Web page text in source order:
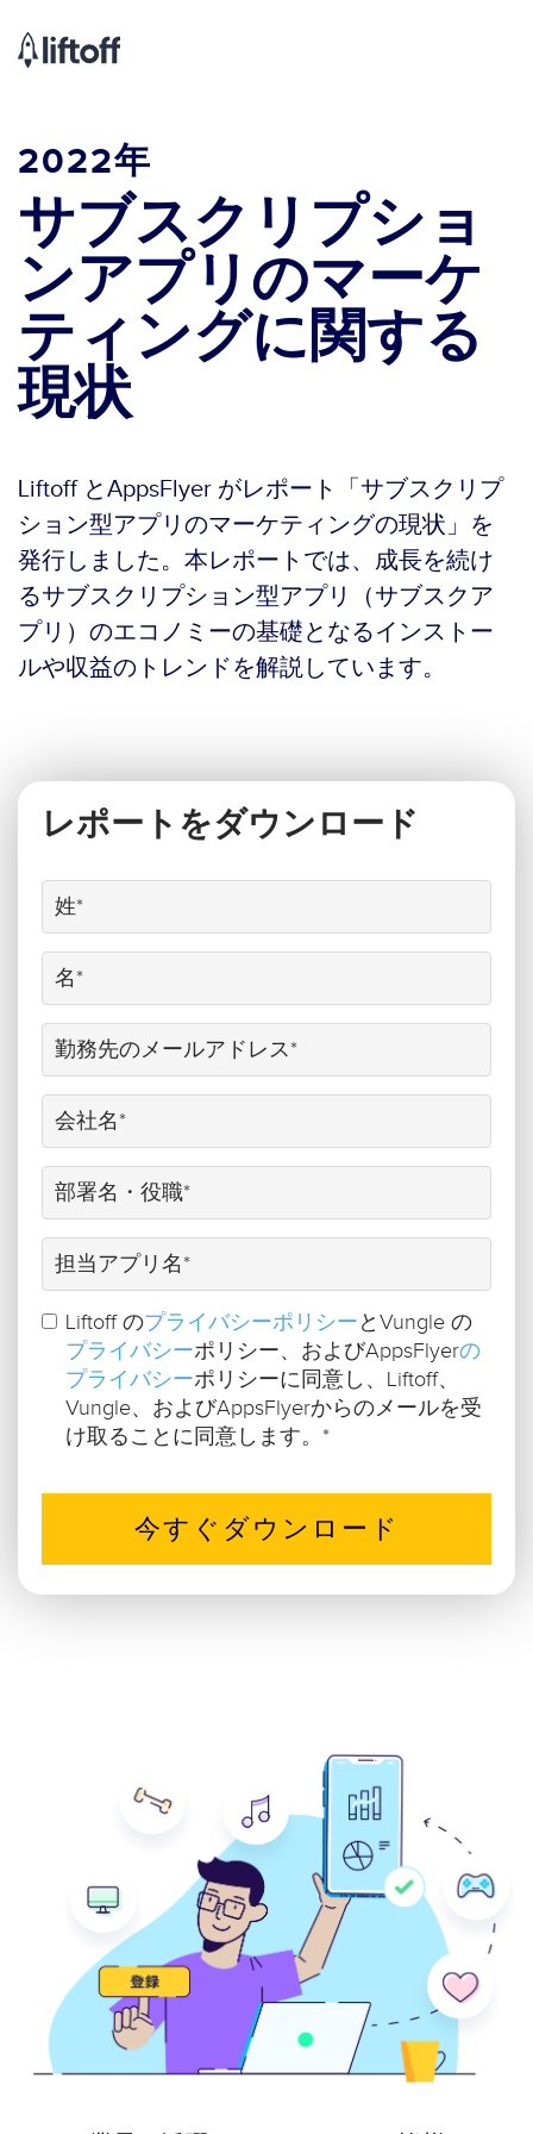
2022年
サブスクリプショ
ンアプリのマーケ
ティングに関する
現状
Liftoff とAppsFlyer がレポート「サブスクリプ
ション型アプリのマーケティングの現状」を
発行しました。本レポートでは、成長を続け
るサブスクリプション型アプリ（サブスクア
プリ）のエコノミーの基礎となるインストー
ルや収益のトレンドを解説しています。
レポートをダウンロード
Liftoff のプライバシーポリシーとVungle の
プライバシーポリシー、およびAppsFlyerの
プライバシーポリシーに同意し、Liftoff、
Vungle、およびAppsFlyerからのメールを受
け取ることに同意します。 *